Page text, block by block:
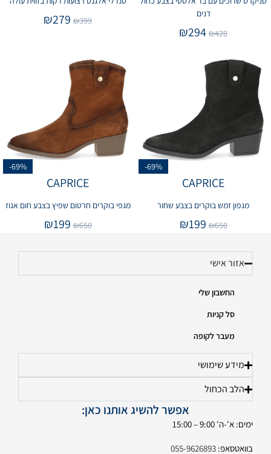
דנים
₪420
₪294
₪399
₪279
-69%
CAPRICE
מגפון זמש בוקרים בצבע שחור
₪650
₪199
-69%
CAPRICE
מגפי בוקרים חרטום שפיץ בצבע חום אגוז
₪650
₪199
אזור אישי
החשבון שלי
סל קניות
מעבר לקופה
מידע שימושי
הלב הכחול
אפשר להשיג אותנו כאן:
ימים: א'-ה' 9:00 – 15:00
בוואטסאפ: 055-9626893